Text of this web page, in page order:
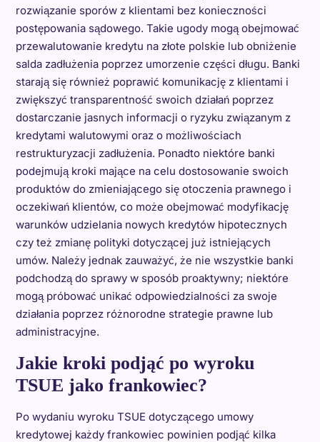
rozwiązanie sporów z klientami bez konieczności
postępowania sądowego. Takie ugody mogą obejmować
przewalutowanie kredytu na złote polskie lub obniżenie
salda zadłużenia poprzez umorzenie części długu. Banki
starają się również poprawić komunikację z klientami i
zwiększyć transparentność swoich działań poprzez
dostarczanie jasnych informacji o ryzyku związanym z
kredytami walutowymi oraz o możliwościach
restrukturyzacji zadłużenia. Ponadto niektóre banki
podejmują kroki mające na celu dostosowanie swoich
produktów do zmieniającego się otoczenia prawnego i
oczekiwań klientów, co może obejmować modyfikację
warunków udzielania nowych kredytów hipotecznych
czy też zmianę polityki dotyczącej już istniejących
umów. Należy jednak zauważyć, że nie wszystkie banki
podchodzą do sprawy w sposób proaktywny; niektóre
mogą próbować unikać odpowiedzialności za swoje
działania poprzez różnorodne strategie prawne lub
administracyjne.
Jakie kroki podjąć po wyroku
TSUE jako frankowiec?
Po wydaniu wyroku TSUE dotyczącego umowy
kredytowej każdy frankowiec powinien podjąć kilka